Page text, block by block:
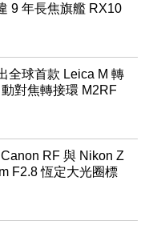
9 年長焦旗艦 RX10
全球首款 Leica M 轉
對焦轉接環 M2RF
RF 與 Nikon Z
F2.8 恆定大光圈標